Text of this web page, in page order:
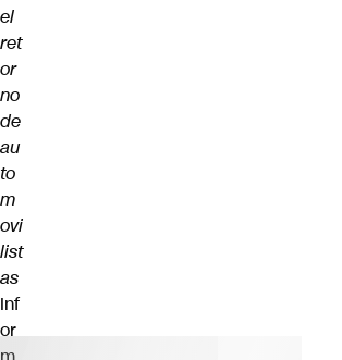
el
ret
or
no
de
au
to
m
ovi
list
as
Inf
or